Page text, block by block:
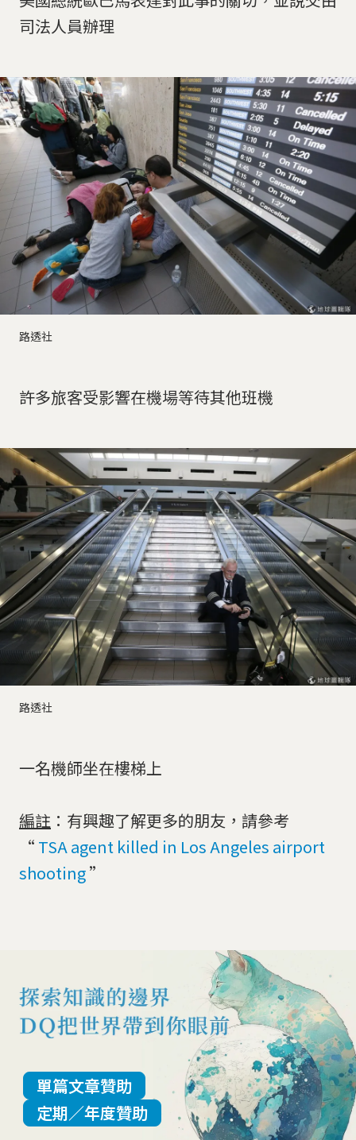
司法人員辦理
路透社
許多旅客受影響在機場等待其他班機
路透社
一名機師坐在樓梯上
編註 ：有興趣了解更多的朋友，請參考
“ TSA agent killed in Los Angeles airport
shooting”
單篇文章贊助
定期／年度贊助